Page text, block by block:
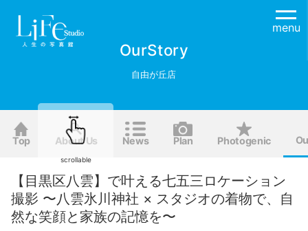
menu
OurStory
自由が丘店
Top About Us News Plan Photogenic
【目黒区八雲】で叶える七五三ロケーション
撮影 〜八雲氷川神社 × スタジオの着物で、自
然な笑顔と家族の記憶を〜